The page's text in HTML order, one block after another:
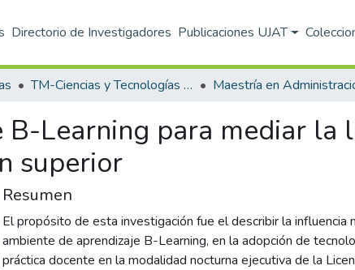
Directorio de Investigadores Publicaciones UJAT
TM-Ciencias y Tecnologías de la Información (DACYTI)
B-Learning para mediar
superior
Resumen
El propósito de esta investigación fue el describir la influencia
ambiente de aprendizaje B-Learning, en la adopción de
práctica docente en la modalidad nocturna ejecutiva de la